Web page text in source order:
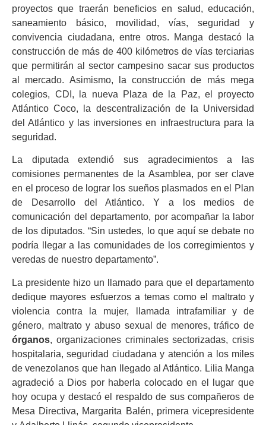
proyectos que traerán beneficios en salud, educación,
saneamiento básico, movilidad, vías, seguridad y
convivencia ciudadana, entre otros. Manga destacó la
construcción de más de 400 kilómetros de vías terciarias
que permitirán al sector campesino sacar sus productos
al mercado. Asimismo, la construcción de más mega
colegios, CDI, la nueva Plaza de la Paz, el proyecto
Atlántico Coco, la descentralización de la Universidad
del Atlántico y las inversiones en infraestructura para la
seguridad.
La diputada extendió sus agradecimientos a las
comisiones permanentes de la Asamblea, por ser clave
en el proceso de lograr los sueños plasmados en el Plan
de Desarrollo del Atlántico. Y a los medios de
comunicación del departamento, por acompañar la labor
de los diputados. “Sin ustedes, lo que aquí se debate no
podría llegar a las comunidades de los corregimientos y
veredas de nuestro departamento”.
La presidente hizo un llamado para que el departamento
dedique mayores esfuerzos a temas como el maltrato y
violencia contra la mujer, llamada intrafamiliar y de
género, maltrato y abuso sexual de menores, tráfico de
órganos, organizaciones criminales sectorizadas, crisis
hospitalaria, seguridad ciudadana y atención a los miles
de venezolanos que han llegado al Atlántico. Lilia Manga
agradeció a Dios por haberla colocado en el lugar que
hoy ocupa y destacó el respaldo de sus compañeros de
Mesa Directiva, Margarita Balén, primera vicepresidente